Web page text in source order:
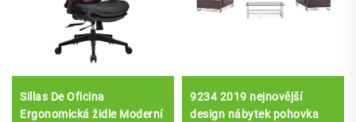
Sillas De Oficina
Ergonomická židle Moderní
9234 2019 nejnovější
design nábytek pohovka